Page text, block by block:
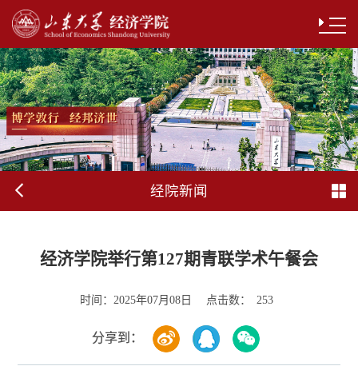
经院新闻
经济学院举行第127期青联学术午餐会
时间： 2025年07月08日 点击数： 253
分享到：